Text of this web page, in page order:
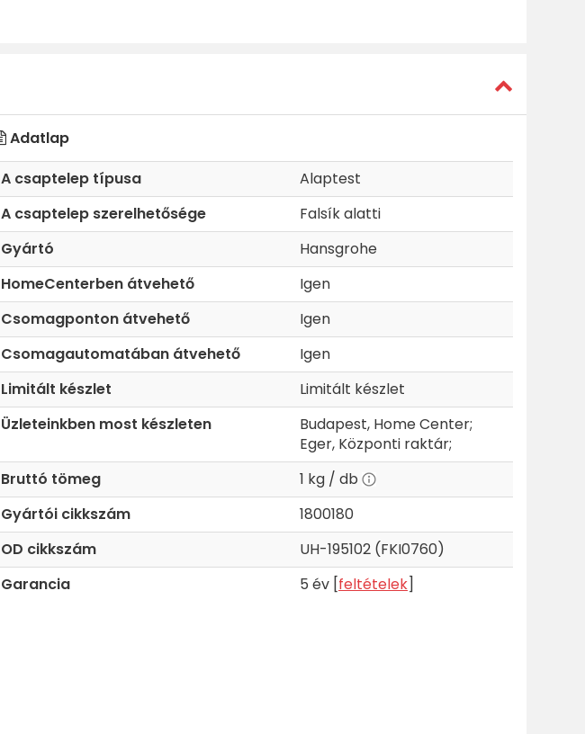
Adatlap
A csaptelep típusa
Alaptest
A csaptelep szerelhetősége
Falsík alatti
Gyártó
Hansgrohe
HomeCenterben átvehető
Igen
Csomagponton átvehető
Igen
Csomagautomatában átvehető
Igen
Limitált készlet
Limitált készlet
Üzleteinkben most készleten
Budapest, Home Center;
Eger, Központi raktár;
Bruttó tömeg
1 kg / db
Gyártói cikkszám
1800180
OD cikkszám
UH-195102 (FKI0760)
Garancia
5 év [feltételek]